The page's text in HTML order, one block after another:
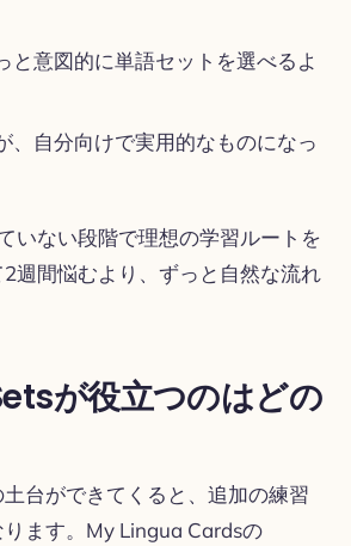
と意図的に単語セットを選べるよ
、自分向けで実用的なものになっ
いない段階で理想の学習ルートを
週間悩むより、ずっと自然な流れ
が役立つのはどの
台ができてくると、追加の練習
ます。My Lingua Cardsの